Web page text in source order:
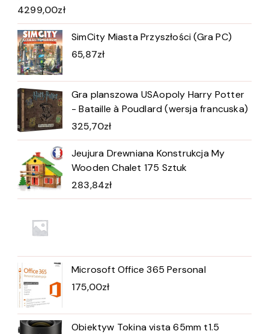
4299,00zł
SimCity Miasta Przyszłości (Gra PC)
65,87zł
Gra planszowa USAopoly Harry Potter
- Bataille à Poudlard (wersja francuska)
325,70zł
Jeujura Drewniana Konstrukcja My
Wooden Chalet 175 Sztuk
283,84zł
Microsoft Office 365 Personal
175,00zł
Obiektyw Tokina vista 65mm t1.5